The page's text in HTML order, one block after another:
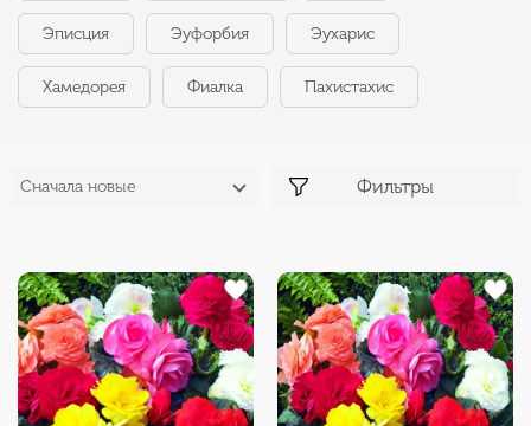
Эписция Эуфорбия Эухарис
Хамедорея Фиалка Пахистахис
Сначала новые Фильтры